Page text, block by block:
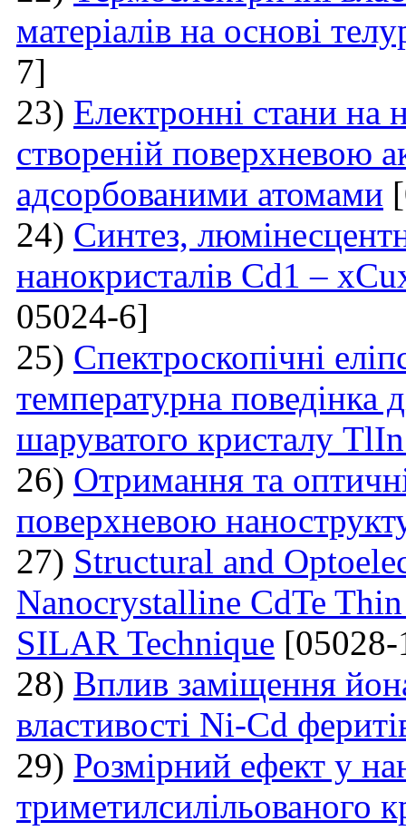
матеріалів на основі
7]
23) Електронні стани на
створеній поверхневою
адсорбованими атомами
24) Синтез,
нанокристалів Cd1 –
05024-6]
25) Спектроскопічні
температурна поведінка
шаруватого кристалу
26) Отримання та
поверхневою
27) Structural and
Nanocrystalline CdTe
SILAR Technique
28) Вплив заміщення
властивості Ni-Cd
29) Розмірний ефект у
триметилсилільованого